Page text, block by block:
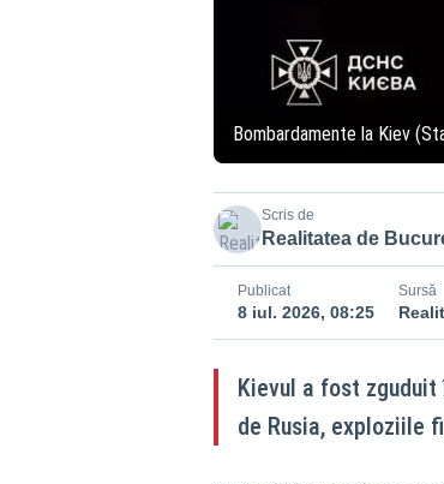
Bombardamente la Kiev
Scris de
Realitatea de
Publicat
8 iul. 2026, 08:25
Sursă
Kievul a fost
de Rusia, exploziile